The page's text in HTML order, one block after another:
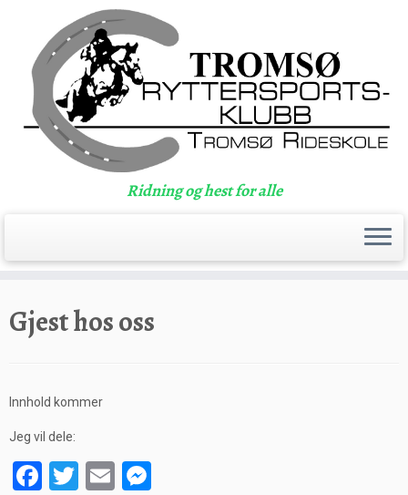
content
Ridning og hest for alle
Gjest hos oss
Innhold kommer
Jeg vil dele:
Facebook
Twitter
Email